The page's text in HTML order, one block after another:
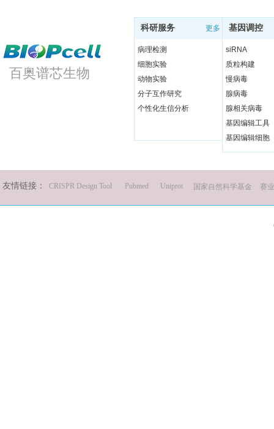
友情链接： CRISPR Design Tool Pubmed Uniprot 国家自然科学基金 赛业
科研服务 更多
病理检测
细胞实验
动物实验
分子互作研究
个性化生信分析
基因调控
siRNA
质粒构建
慢病毒
腺病毒
腺相关病毒
基因编辑工具
基因编辑细胞
百奥谱芯生物